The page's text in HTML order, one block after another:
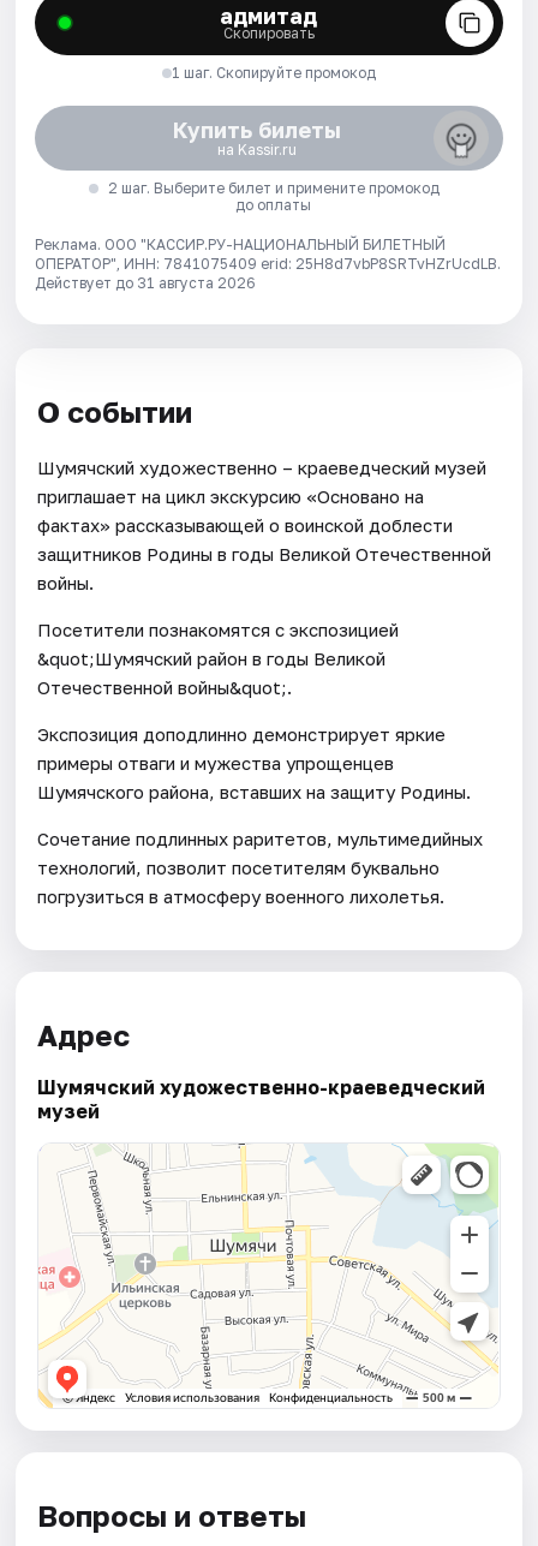
адмитад
Скопировать
1 шаг. Скопируйте промокод
Купить билеты
на Kassir.ru
2 шаг. Выберите билет и примените промокод
до оплаты
Реклама. ООО "КАССИР.РУ-НАЦИОНАЛЬНЫЙ БИЛЕТНЫЙ
ОПЕРАТОР", ИНН: 7841075409 erid: 25H8d7vbP8SRTvHZrUcdLB.
Действует до 31 августа 2026
О событии
Шумячский художественно – краеведческий музей
приглашает на цикл экскурсию «Основано на
фактах» рассказывающей о воинской доблести
защитников Родины в годы Великой Отечественной
войны.
Посетители познакомятся с экспозицией
&quot;Шумячский район в годы Великой
Отечественной войны&quot;.
Экспозиция доподлинно демонстрирует яркие
примеры отваги и мужества упрощенцев
Шумячского района, вставших на защиту Родины.
Сочетание подлинных раритетов, мультимедийных
технологий, позволит посетителям буквально
погрузиться в атмосферу военного лихолетья.
Адрес
Шумячский художественно-краеведческий
музей
Вопросы и ответы